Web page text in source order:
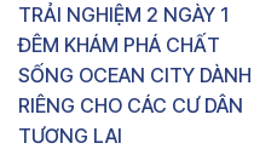
TRẢI NGHIỆM 2 NGÀY 1
ĐÊM KHÁM PHÁ CHẤT
SỐNG OCEAN CITY DÀNH
RIÊNG CHO CÁC CƯ DÂN
TƯƠNG LAI